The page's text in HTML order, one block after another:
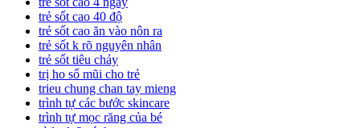
trẻ sốt cao 40 độ
trẻ sốt cao ăn vào nôn ra
trẻ sốt k rõ nguyên nhân
trẻ sốt tiêu chảy
trị ho sổ mũi cho trẻ
trieu chung chan tay mieng
trình tự các bước skincare
trình tự mọc răng của bé